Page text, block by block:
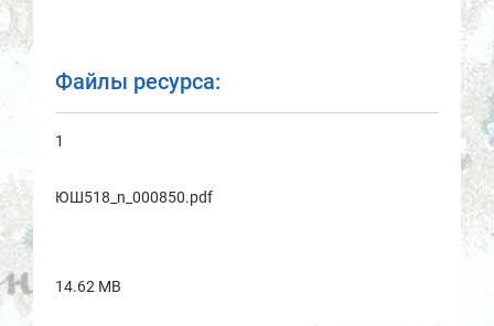
Файлы ресурса:
1
ЮШ518_n_000850.pdf
14.62 MB